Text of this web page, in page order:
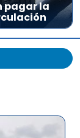
pagar la